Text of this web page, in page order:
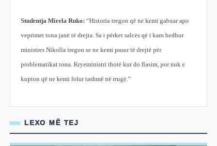
Studentja Mirela Ruko: “Historia tregon që ne kemi gabuar apo
veprimet tona janë të drejta. Sa i përket salcës që i kam hedhur
ministres Nikolla tregon se ne kemi pasur të drejtë për
problematikat tona. Kryeministri thotë kur do flasim, por nuk e
kupton që ne kemi folur tashmë në rrugë.”
LEXO MË TEJ